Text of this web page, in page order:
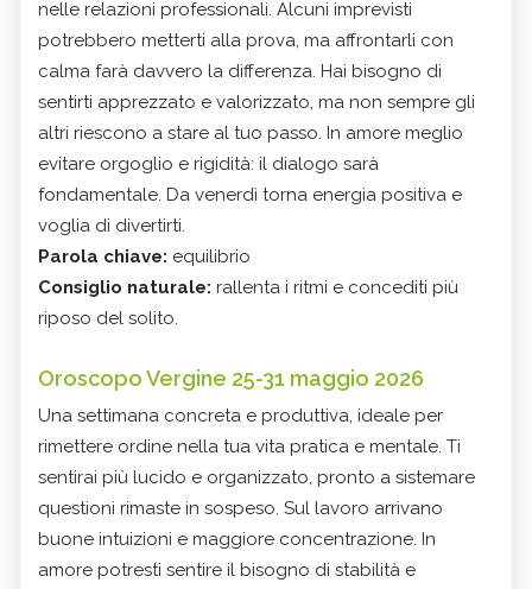
nelle relazioni professionali. Alcuni imprevisti
potrebbero metterti alla prova, ma affrontarli con
calma farà davvero la differenza. Hai bisogno di
sentirti apprezzato e valorizzato, ma non sempre gli
altri riescono a stare al tuo passo. In amore meglio
evitare orgoglio e rigidità: il dialogo sarà
fondamentale. Da venerdì torna energia positiva e
voglia di divertirti.
Parola chiave: equilibrio
Consiglio naturale: rallenta i ritmi e concediti più
riposo del solito.
Oroscopo Vergine 25-31 maggio 2026
Una settimana concreta e produttiva, ideale per
rimettere ordine nella tua vita pratica e mentale. Ti
sentirai più lucido e organizzato, pronto a sistemare
questioni rimaste in sospeso. Sul lavoro arrivano
buone intuizioni e maggiore concentrazione. In
amore potresti sentire il bisogno di stabilità e